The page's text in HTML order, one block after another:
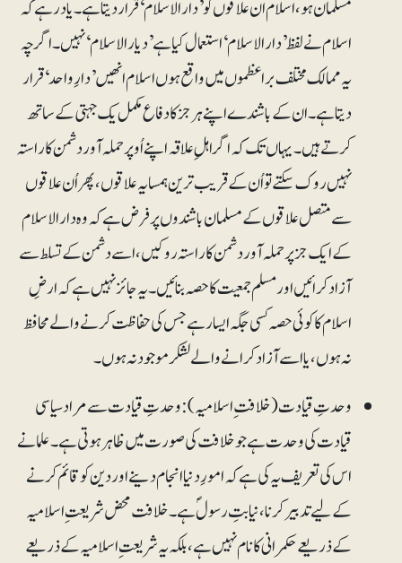
مسلمان ہو، اسلام ان علاقوں کو ’دارالاسلام‘ قرار دیتا ہے۔ یاد رہے کہ
اسلام نے لفظ ’دارالاسلام‘ استعمال کیا ہے ’دیارالاسلام‘ نہیں۔ اگرچہ
یہ ممالک مختلف براعظموں میں واقع ہوں اسلام انھیں ’دارِ واحد‘ قرار
دیتا ہے۔ ان کے باشندے اپنے ہرجز کا دفاع مکمل یک جہتی کے ساتھ
کرتے ہیں۔ یہاں تک کہ اگر اہلِ علاقہ اپنے اُوپر حملہ آور دشمن کا راستہ
نہیں روک سکتے تو اُن کے قریب ترین ہمسایہ علاقوں ، پھر اُن علاقوں
سے متصل علاقوں کے مسلمان باشندوں پر فرض ہے کہ وہ دارالاسلام
کے ایک جز پر حملہ آور دشمن کا راستہ روکیں، اسے دشمن کے تسلط سے
آزاد کرائیں اور مسلم جمعیت کا حصہ بنائیں۔ یہ جائز نہیں ہے کہ ارضِ
اسلام کا کوئی حصہ کسی جگہ ایسا رہے جس کی حفاظت کرنے والے محافظ
نہ ہوں، یا اسے آزاد کرانے والے لشکر موجود نہ ہوں۔
وحدتِ قیادت (خلافت ِ اسلامیہ): وحدتِ قیادت سے مراد سیاسی
قیادت کی وحدت ہے جو خلافت کی صورت میں ظاہر ہوتی ہے۔ علما نے
اس کی تعریف یہ کی ہے کہ امورِ دنیا انجام دینے اور دین کو قائم کرنے
کے لیے تدبیر کرنا، نیابتِ رسولؐ ہے۔ خلافت محض شریعت ِ اسلامیہ
کے ذریعے حکمرانی کا نام نہیں ہے، بلکہ یہ شریعت ِ اسلامیہ کے ذریعے